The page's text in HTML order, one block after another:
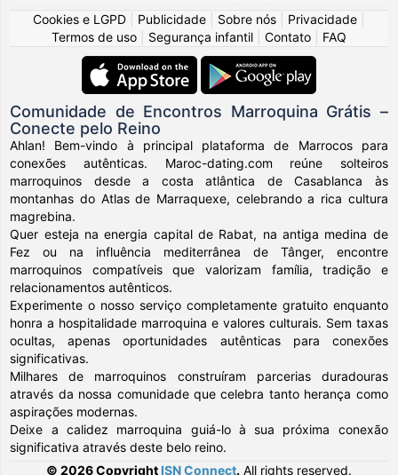
Cookies e LGPD
Publicidade Sobre nós Privacidade
Termos de uso
Segurança infantil Contato FAQ
Comunidade de Encontros Marroquina Grátis –
Conecte pelo Reino
Ahlan! Bem-vindo à principal plataforma de Marrocos para
conexões autênticas. Maroc-dating.com reúne solteiros
marroquinos desde a costa atlântica de Casablanca às
montanhas do Atlas de Marraquexe, celebrando a rica cultura
magrebina.
Quer esteja na energia capital de Rabat, na antiga medina de
Fez ou na influência mediterrânea de Tânger, encontre
marroquinos compatíveis que valorizam família, tradição e
relacionamentos autênticos.
Experimente o nosso serviço completamente gratuito enquanto
honra a hospitalidade marroquina e valores culturais. Sem taxas
ocultas, apenas oportunidades autênticas para conexões
significativas.
Milhares de marroquinos construíram parcerias duradouras
através da nossa comunidade que celebra tanto herança como
aspirações modernas.
Deixe a calidez marroquina guiá-lo à sua próxima conexão
significativa através deste belo reino.
© 2026 Copyright ISN Connect. All rights reserved.